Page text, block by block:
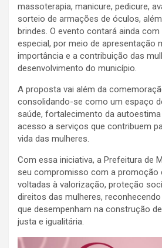
massoterapia, manicure, pedicure,
sorteio de armações de óculos,
brindes. O evento contará ainda
especial, por meio de apresentação
importância e a contribuição das
desenvolvimento do município.
A proposta vai além da
consolidando-se como um espaço
saúde, fortalecimento da
acesso a serviços que contribuem
vida das mulheres.
Com essa iniciativa, a Prefeitura de
seu compromisso com a promoção
voltadas à valorização, proteção
direitos das mulheres,
que desempenham na construção
justa e igualitária.